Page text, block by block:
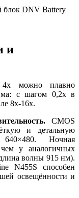
блок DNV Battery
и
4x можно плавно
с шагом 0,2x в
8x-16x.
CMOS
и детальную
Ночная
у аналогичных
волны 915 нм).
N455S способен
освещённости и